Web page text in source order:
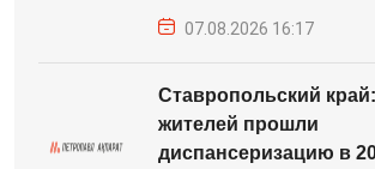
07.08.2026 16:17
Ставропольский
жителей прошли
диспансеризацию в